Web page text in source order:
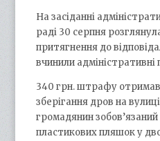
На засіданні
раді 30 серпня
притягнення до
вчинили
340 грн. штрафу отримав
зберігання дров на
громадянин
пластикових пляшок у